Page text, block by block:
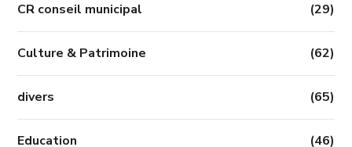
CR conseil municipal (29)
Culture & Patrimoine (62)
divers (65)
Education (46)